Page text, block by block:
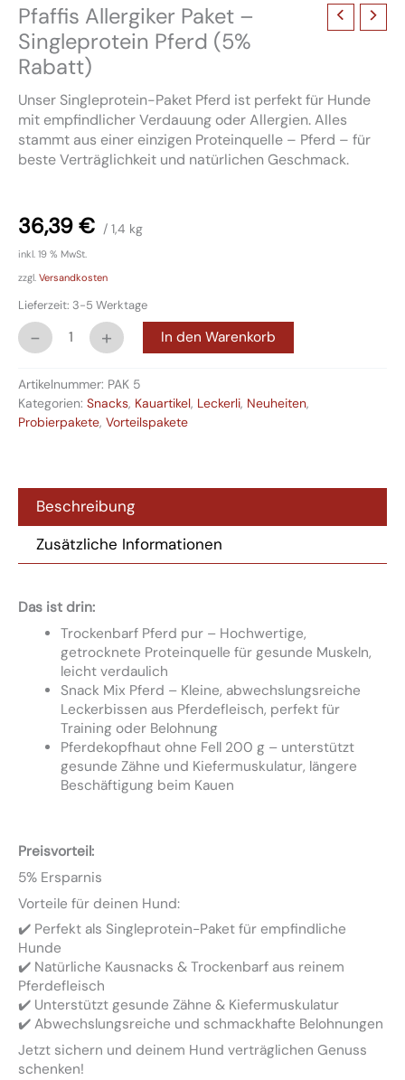
Pfaffis Allergiker Paket –
Singleprotein Pferd (5%
Rabatt)
Unser Singleprotein-Paket Pferd ist perfekt für Hunde
mit empfindlicher Verdauung oder Allergien. Alles
stammt aus einer einzigen Proteinquelle – Pferd – für
beste Verträglichkeit und natürlichen Geschmack.
36,39 € / 1,4 kg
inkl. 19 % MwSt.
zzgl. Versandkosten
Lieferzeit: 3-5 Werktage
- + In den Warenkorb
Artikelnummer: PAK 5
Kategorien: Snacks, Kauartikel, Leckerli, Neuheiten,
Probierpakete, Vorteilspakete
Beschreibung
Zusätzliche Informationen
Das ist drin:
Trockenbarf Pferd pur – Hochwertige,
getrocknete Proteinquelle für gesunde Muskeln,
leicht verdaulich
Snack Mix Pferd – Kleine, abwechslungsreiche
Leckerbissen aus Pferdefleisch, perfekt für
Training oder Belohnung
Pferdekopfhaut ohne Fell 200 g – unterstützt
gesunde Zähne und Kiefermuskulatur, längere
Beschäftigung beim Kauen
Preisvorteil:
5% Ersparnis
Vorteile für deinen Hund:
✔️ Perfekt als Singleprotein-Paket für empfindliche
Hunde
✔️ Natürliche Kausnacks & Trockenbarf aus reinem
Pferdefleisch
✔️ Unterstützt gesunde Zähne & Kiefermuskulatur
✔️ Abwechslungsreiche und schmackhafte Belohnungen
Jetzt sichern und deinem Hund verträglichen Genuss
schenken!